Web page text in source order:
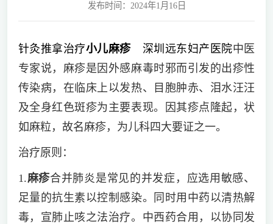
发布时间：2024年1月16日
针灸推拿治疗小儿麻疹 深圳远东妇产医院中医
专家说，麻疹是因外感麻毒时邪而引发的出疹性
传染病，在临床上以发热、目胞肿赤、泪水汪汪
及全身红色斑疹为主要表现。因其疹点隆起，状
如麻粒，故名麻疹，为儿科四大要证之一。
治疗原则：
1.麻疹合并肺炎是常见的并发症，应选用敏感、
足量的抗生素以控制感染。同时用中药以清热解
毒，宣肺止咳之法治疗。中西药合用，以协同发